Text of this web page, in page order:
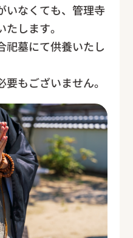
いなくても、管理寺
します。
祀墓にて供養いたし
もございません。